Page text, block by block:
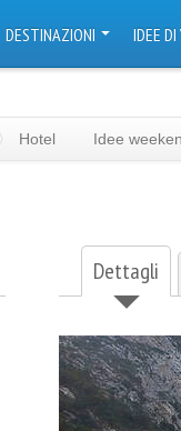
DESTINAZIONI IDEE
Hotel Idee
Dettagli